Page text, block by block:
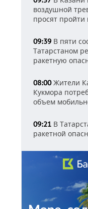
воздушной
просят пройти
09:39 В пяти
Татарстаном
ракетную
08:00Жители
Кукмора
объем
09:21 В
ракетной